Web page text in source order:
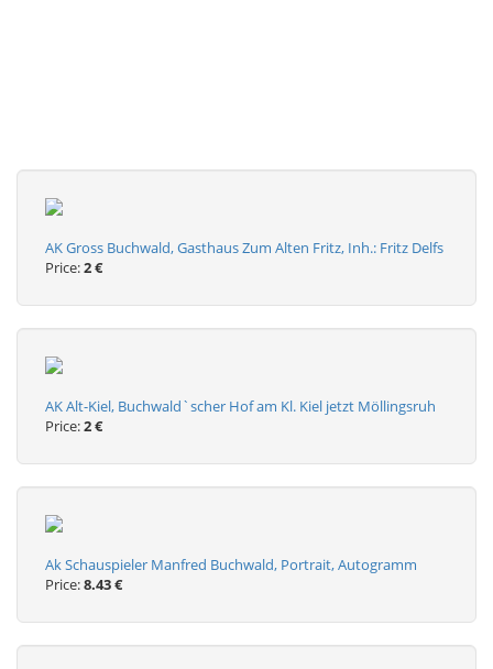
AK Gross Buchwald, Gasthaus Zum Alten Fritz, Inh.: Fritz Delfs
Price:2 €
AK Alt-Kiel, Buchwald`scher Hof am Kl. Kiel jetzt Möllingsruh
Price:2 €
Ak Schauspieler Manfred Buchwald, Portrait, Autogramm
Price:8.43 €